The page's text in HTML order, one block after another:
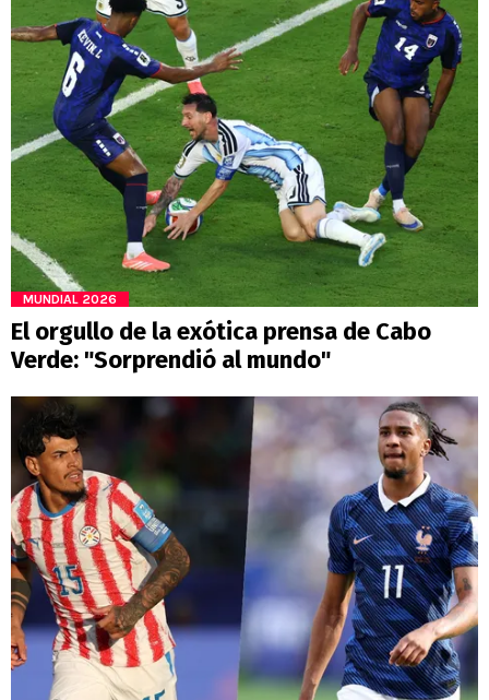
MUNDIAL 2026
El orgullo de la exótica prensa de Cabo
Verde: "Sorprendió al mundo"